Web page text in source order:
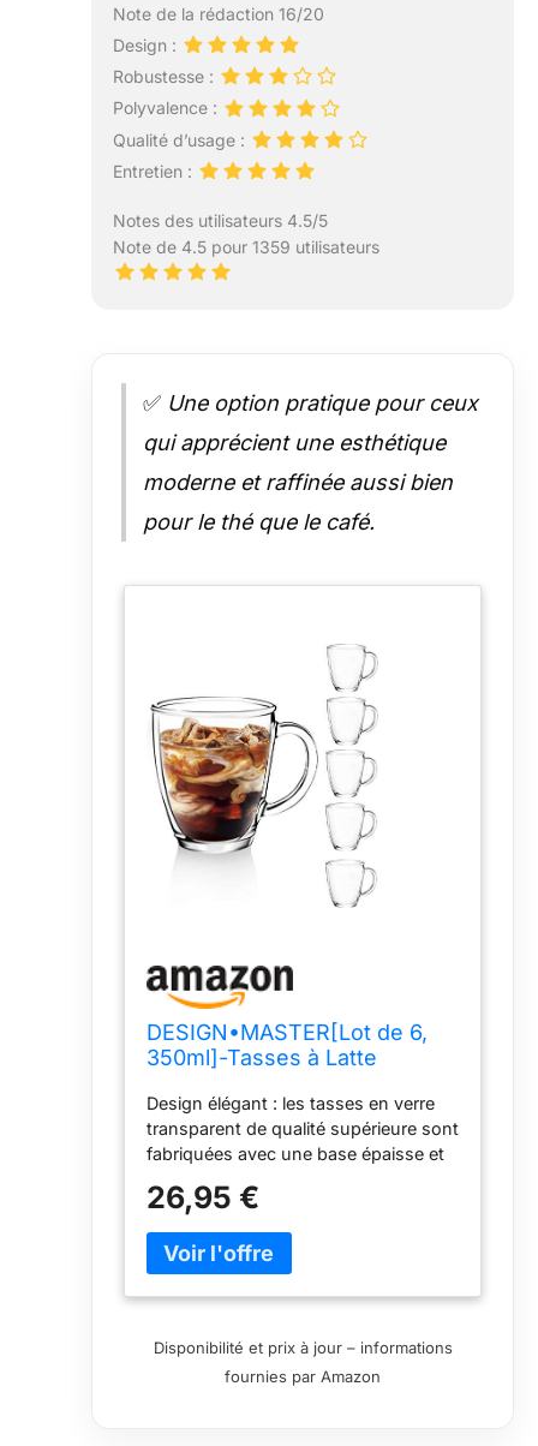
Note de la rédaction 16/20
Design :
Robustesse :
Polyvalence :
Qualité d’usage :
Entretien :
Notes des utilisateurs 4.5/5
Note de 4.5 pour 1359 utilisateurs
✅ Une option pratique pour ceux
qui apprécient une esthétique
moderne et raffinée aussi bien
pour le thé que le café.
DESIGN•MASTER[Lot de 6,
350ml]-Tasses à Latte
anse, Tasse à café ou à thé,
Parfait pour le café au Latte,
Cappuccino, Macchiato.
Design élégant : les tasses en verre
transparent de qualité supérieure sont
fabriquées avec une base épaisse et
les boissons chaudes ou froides
pendant une longue période, faciles à
tenir et faciles à nettoyer. Le design
élégant de l'aspect classique, lisse et
cristallin apporte plus de confort.
plupart des types d'activités.
Polyvalente et durable : cette tasse à
26,95 €
Disponibilité et prix à jour – informations
fournies par Amazon